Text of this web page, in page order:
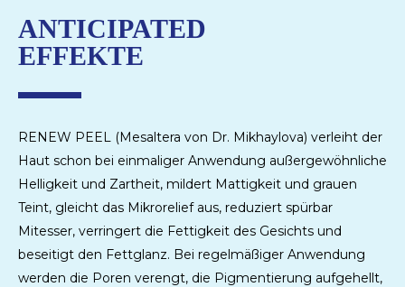
ANTICIPATED
EFFEKTE
RENEW PEEL (Mesaltera von Dr. Mikhaylova) verleiht der
Haut schon bei einmaliger Anwendung außergewöhnliche
Helligkeit und Zartheit, mildert Mattigkeit und grauen
Teint, gleicht das Mikrorelief aus, reduziert spürbar
Mitesser, verringert die Fettigkeit des Gesichts und
beseitigt den Fettglanz. Bei regelmäßiger Anwendung
werden die Poren verengt, die Pigmentierung aufgehellt,